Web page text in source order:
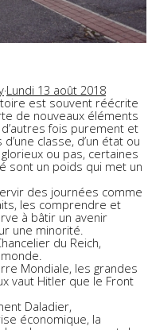
·Lundi 13 août 2018
est souvent réécrite
de nouveaux éléments
fois purement et
classe, d’un état ou
ou pas, certaines
sont un poids qui met un
des journées comme
les comprendre et
à bâtir un avenir
une minorité.
du Reich,
Mondiale, les grandes
vaut Hitler que le Front
Daladier,
économique, la